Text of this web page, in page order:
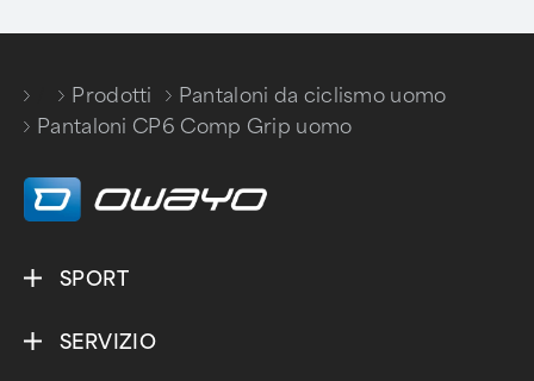
Prodotti
/
Pantaloni da ciclismo uomo
/
Pantaloni CP6 Comp Grip uomo
SPORT
SERVIZIO